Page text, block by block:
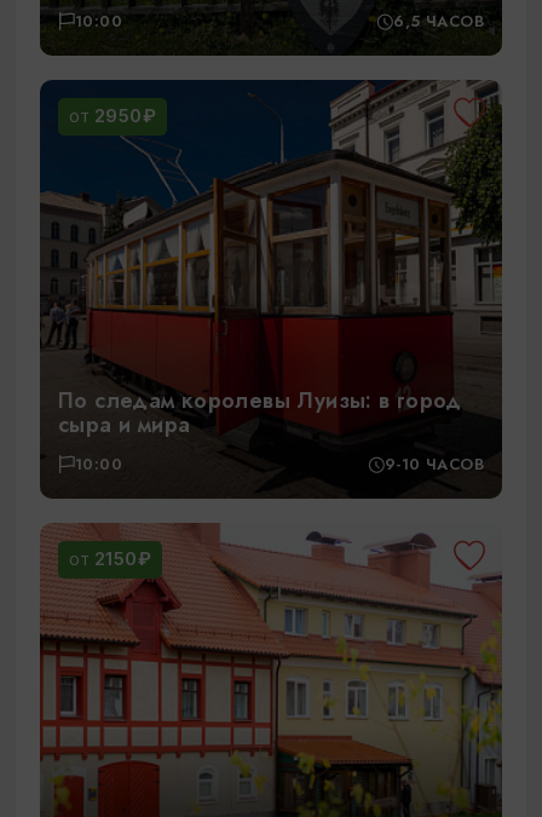
10:00 6,5 ЧАСОВ
ОТ 2950₽
По следам королевы Луизы: в город
сыра и мира
10:00 9-10 ЧАСОВ
ОТ 2150₽